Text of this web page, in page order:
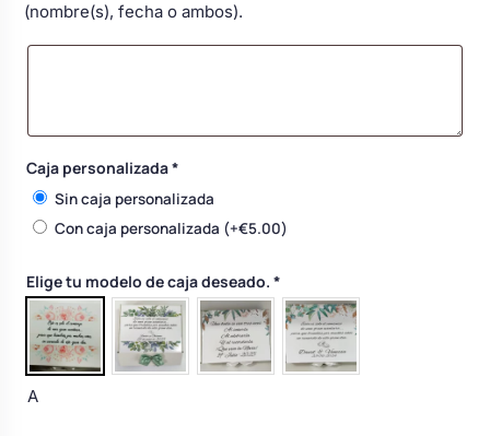
damas de honor
bebé boda
floral coche
Ver todo
(nombre(s), fecha o ambos).
Caja personalizada*
Sin caja personalizada
Con caja personalizada (+€5.00)
Elige tu modelo de caja deseado. *
A